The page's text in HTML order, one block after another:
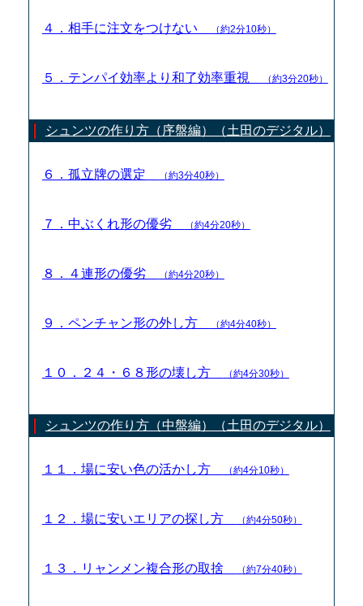
４．相手に注文をつけない （約2分10秒）
５．テンパイ効率より和了効率重視 （約3分20秒）
シュンツの作り方（序盤編）（土田のデジタル）
６．孤立牌の選定 （約3分40秒）
７．中ぶくれ形の優劣 （約4分20秒）
８．４連形の優劣 （約4分20秒）
９．ペンチャン形の外し方 （約4分40秒）
１０．２４・６８形の壊し方 （約4分30秒）
シュンツの作り方（中盤編）（土田のデジタル）
１１．場に安い色の活かし方 （約4分10秒）
１２．場に安いエリアの探し方 （約4分50秒）
１３．リャンメン複合形の取捨 （約7分40秒）